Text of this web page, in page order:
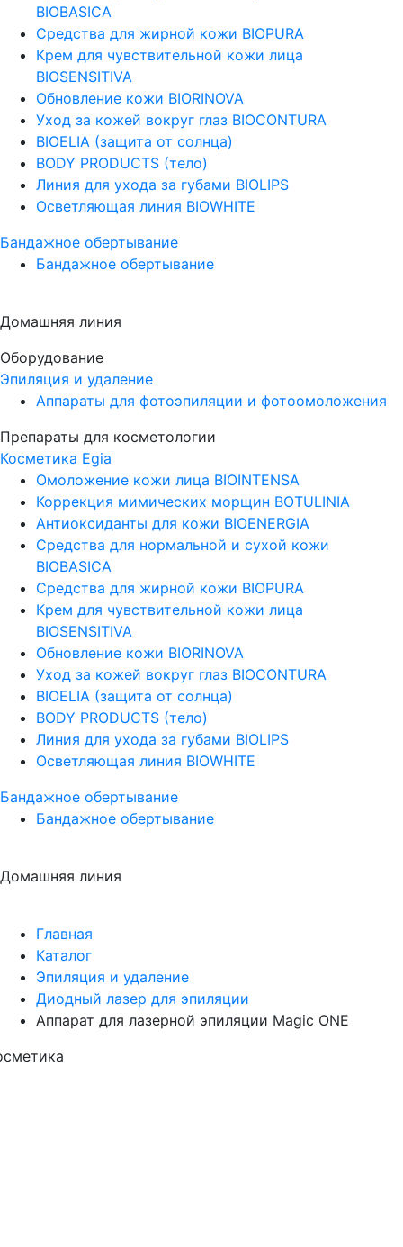
BIOBASICA
Средства для жирной кожи BIOPURA
Крем для чувствительной кожи лица
BIOSENSITIVA
Обновление кожи BIORINOVA
Уход за кожей вокруг глаз BIOCONTURA
BIOELIA (защита от солнца)
BODY PRODUCTS (тело)
Линия для ухода за губами BIOLIPS
Осветляющая линия BIOWHITE
Бандажное обертывание
Бандажное обертывание
Домашняя линия
Оборудование
Эпиляция и удаление
Аппараты для фотоэпиляции и фотоомоложения
Препараты для косметологии
Косметика Egia
Омоложение кожи лица BIOINTENSA
Коррекция мимических морщин BOTULINIA
Антиоксиданты для кожи BIOENERGIA
Средства для нормальной и сухой кожи
BIOBASICA
Средства для жирной кожи BIOPURA
Крем для чувствительной кожи лица
BIOSENSITIVA
Обновление кожи BIORINOVA
Уход за кожей вокруг глаз BIOCONTURA
BIOELIA (защита от солнца)
BODY PRODUCTS (тело)
Линия для ухода за губами BIOLIPS
Осветляющая линия BIOWHITE
Бандажное обертывание
Бандажное обертывание
Домашняя линия
Главная
Каталог
Эпиляция и удаление
Диодный лазер для эпиляции
Аппарат для лазерной эпиляции Magic ONE